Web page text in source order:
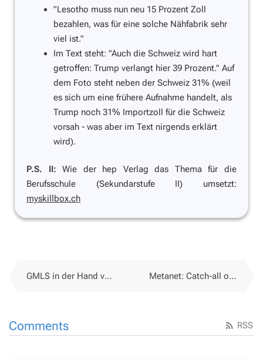
"Lesotho muss nun neu 15 Prozent Zoll
bezahlen, was für eine solche Nähfabrik sehr
viel ist."
Im Text steht:"Auch die Schweiz wird hart
getroffen: Trump verlangt hier 39 Prozent." Auf
dem Foto steht neben der Schweiz 31% (weil
es sich um eine frühere Aufnahme handelt, als
Trump noch 31% Importzoll für die Schweiz
vorsah - was aber im Text nirgends erklärt
wird).
P.S. II: Wie der hep Verlag das Thema für die
Berufsschule (Sekundarstufe II) umsetzt:
myskillbox.ch
GMLS in der Hand von Lernenden Metanet: Catch-all oder eben doch nicht...
RSS
Comments